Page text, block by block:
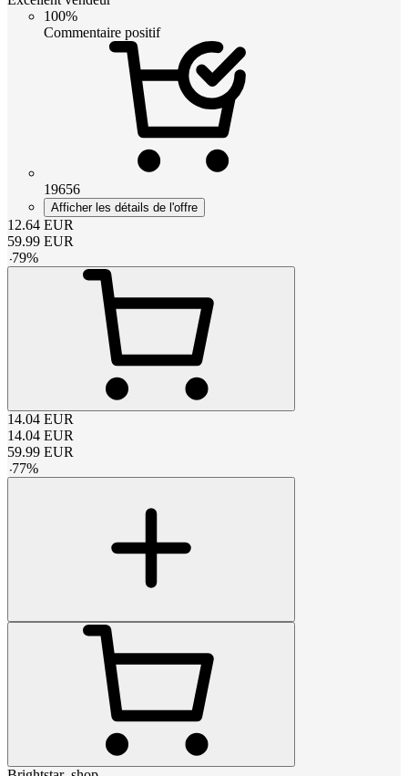
100%
Commentaire positif
19656
Afficher les détails de l'offre
12.64 EUR
59.99 EUR
-79%
14.04 EUR
14.04 EUR
59.99 EUR
-77%